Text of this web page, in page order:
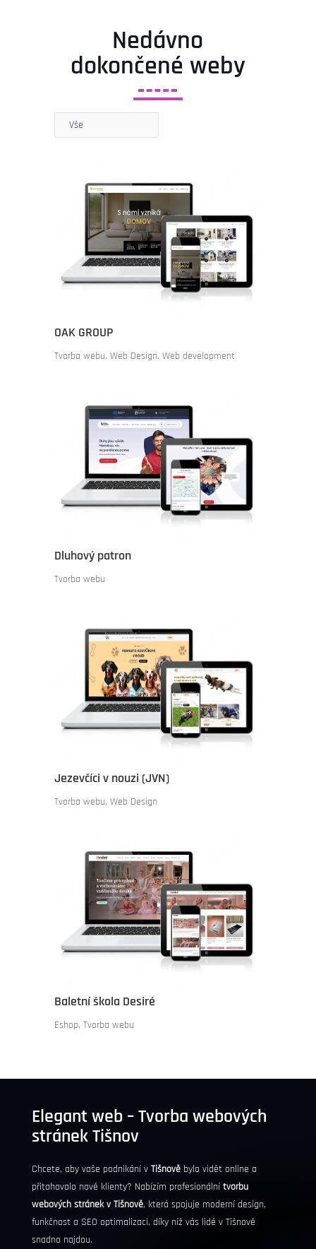
Nedávno
dokončené weby
Vše
OAK GROUP
Tvorba webu, Web Design, Web development
Dluhový patron
Tvorba webu
Jezevčíci v nouzi (JVN)
Tvorba webu, Web Design
Baletní škola Desiré
Eshop, Tvorba webu
Elegant web – Tvorba webových
stránek Tišnov
Chcete, aby vaše podnikání v Tišnověbylo vidět online a
přitahovalo nové klienty? Nabízím profesionální tvorbu
webových stránek v Tišnově, která spojuje moderní design,
funkčnost a SEO optimalizaci, díky níž vás lidé v Tišnově
snadno najdou.